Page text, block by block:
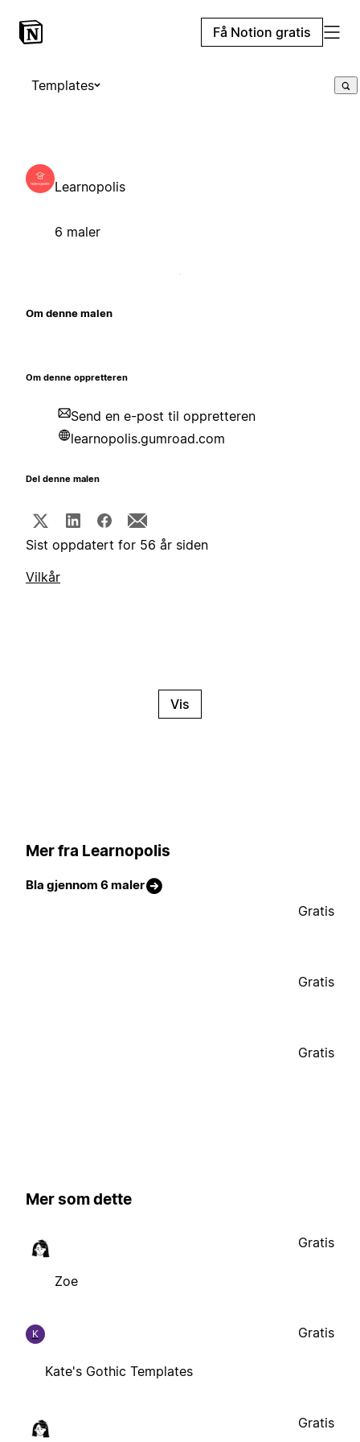
Få Notion gratis
Templates
Learnopolis
6 maler
Om denne malen
Om denne oppretteren
Send en e-post til oppretteren
learnopolis.gumroad.com
Del denne malen
Sist oppdatert for 56 år siden
Vilkår
Vis
Mer fra Learnopolis
Bla gjennom 6 maler
Gratis
Gratis
Gratis
Mer som dette
Zoe
Gratis
K
Kate's Gothic Templates
Gratis
Gratis